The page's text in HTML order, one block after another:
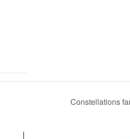
Constellations